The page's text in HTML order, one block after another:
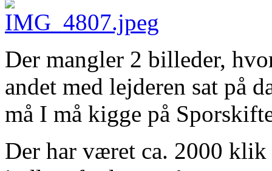
Der mangler 2 billeder,
andet med lejderen sat på
må I må kigge på
Der har været ca. 2000 klik